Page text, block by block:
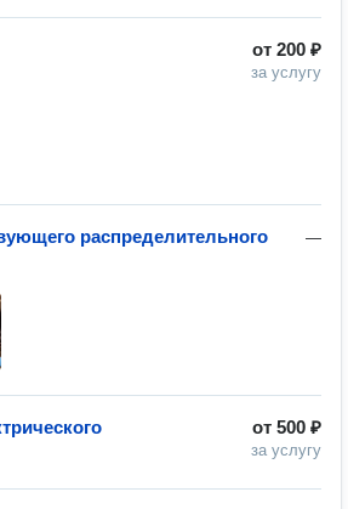
от 200 ₽
за услугу
—
распределительного
от 500 ₽
за услугу